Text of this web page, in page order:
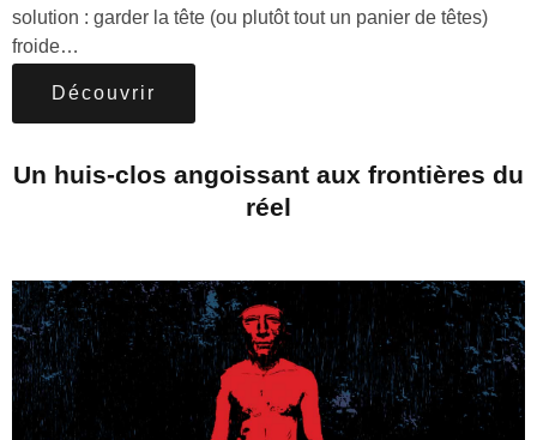
solution : garder la tête (ou plutôt tout un panier de têtes)
froide…
Découvrir
Un huis-clos angoissant aux frontières du
réel